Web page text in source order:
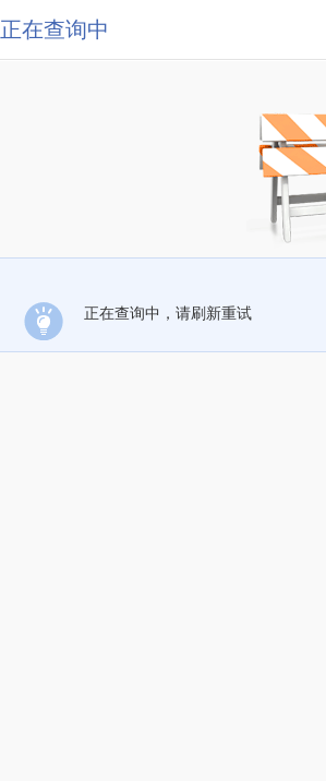
正在查询中
正在查询中，请刷新重试